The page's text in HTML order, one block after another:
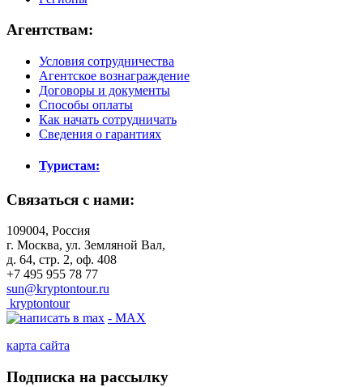
Агентствам:
Условия сотрудничества
Агентское вознаграждение
Договоры и документы
Способы оплаты
Как начать сотрудничать
Сведения о гарантиях
Туристам:
Связаться с нами:
109004, Россия
г. Москва, ул. Земляной Вал,
д. 64, стр. 2, оф. 408
+7 495 955 78 77
sun@kryptontour.ru
kryptontour
- MAX
карта сайта
Подписка на рассылку